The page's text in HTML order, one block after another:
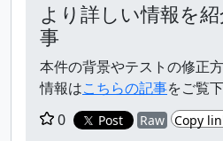
より詳しい情報を
事
本件の背景やテストの修正
情報はこちらの記事をご覧
0
Post Raw Copy